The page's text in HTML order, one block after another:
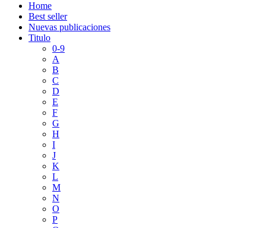
Home
Best seller
Nuevas publicaciones
Titulo
0-9
A
B
C
D
E
F
G
H
I
J
K
L
M
N
O
P